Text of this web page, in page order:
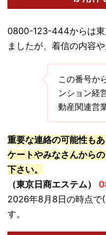
0800-123-444からは東
ましたが、着信の内容
この番号か
ンション経
動産関連営
重要な連絡の可能性も
ケートやみなさんから
下さい。
（東京日商エステム）
2026年8月8日の時点で
す。